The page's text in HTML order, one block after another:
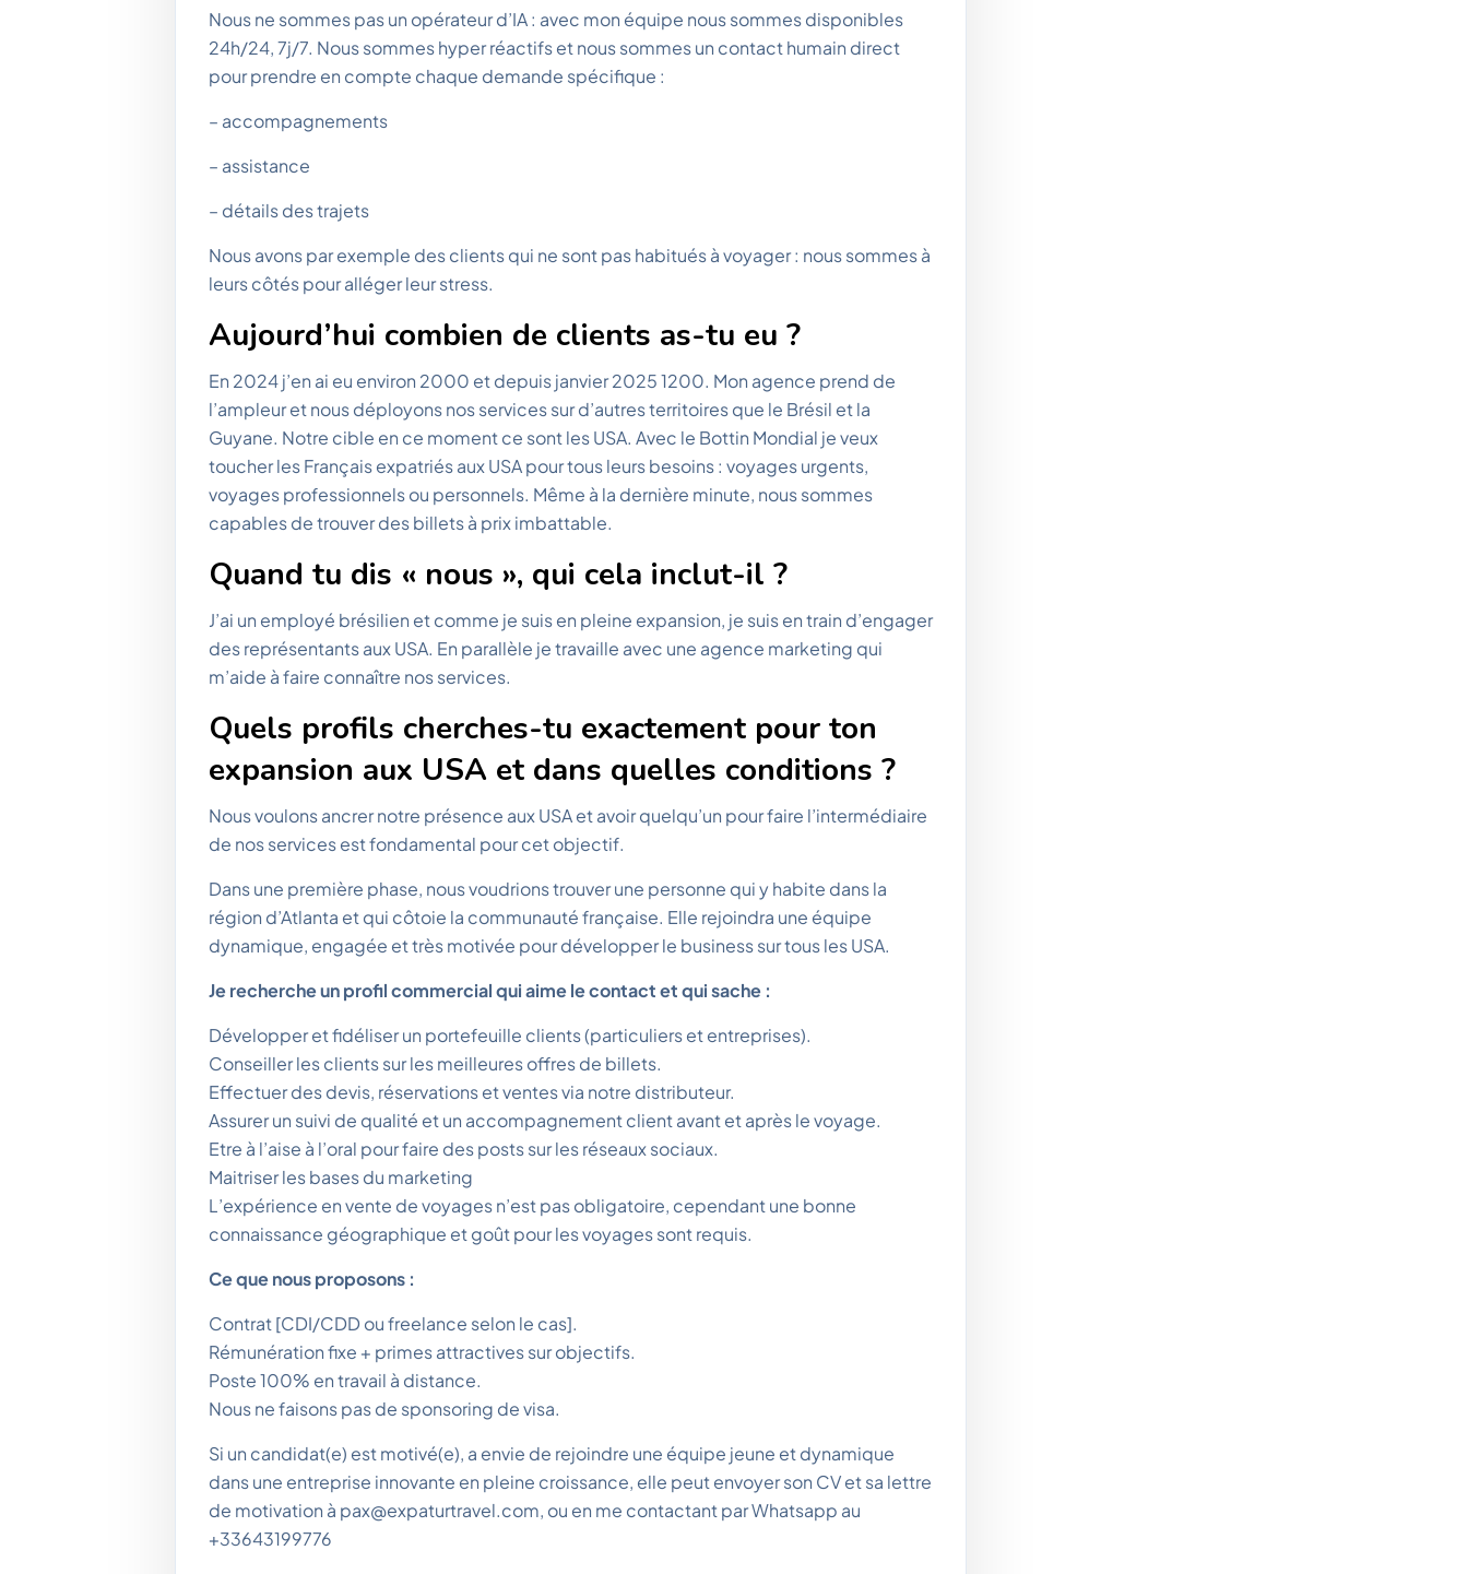
Nous ne sommes pas un opérateur d’IA : avec mon équipe nous sommes disponibles
24h/24, 7j/7. Nous sommes hyper réactifs et nous sommes un contact humain direct
pour prendre en compte chaque demande spécifique :
– accompagnements
– assistance
– détails des trajets
Nous avons par exemple des clients qui ne sont pas habitués à voyager : nous sommes à
leurs côtés pour alléger leur stress.
Aujourd’hui combien de clients as-tu eu ?
En 2024 j’en ai eu environ 2000 et depuis janvier 2025 1200. Mon agence prend de
l’ampleur et nous déployons nos services sur d’autres territoires que le Brésil et la
Guyane. Notre cible en ce moment ce sont les USA. Avec le Bottin Mondial je veux
toucher les Français expatriés aux USA pour tous leurs besoins : voyages urgents,
voyages professionnels ou personnels. Même à la dernière minute, nous sommes
capables de trouver des billets à prix imbattable.
Quand tu dis « nous », qui cela inclut-il ?
J’ai un employé brésilien et comme je suis en pleine expansion, je suis en train d’engager
des représentants aux USA. En parallèle je travaille avec une agence marketing qui
m’aide à faire connaître nos services.
Quels profils cherches-tu exactement pour ton
expansion aux USA et dans quelles conditions ?
Nous voulons ancrer notre présence aux USA et avoir quelqu’un pour faire l’intermédiaire
de nos services est fondamental pour cet objectif.
Dans une première phase, nous voudrions trouver une personne qui y habite dans la
région d’Atlanta et qui côtoie la communauté française. Elle rejoindra une équipe
dynamique, engagée et très motivée pour développer le business sur tous les USA.
Je recherche un profil commercial qui aime le contact et qui sache :
Développer et fidéliser un portefeuille clients (particuliers et entreprises).
Conseiller les clients sur les meilleures offres de billets.
Effectuer des devis, réservations et ventes via notre distributeur.
Assurer un suivi de qualité et un accompagnement client avant et après le voyage.
Etre à l’aise à l’oral pour faire des posts sur les réseaux sociaux.
Maitriser les bases du marketing
L’expérience en vente de voyages n’est pas obligatoire, cependant une bonne
connaissance géographique et goût pour les voyages sont requis.
Ce que nous proposons :
Contrat [CDI/CDD ou freelance selon le cas].
Rémunération fixe + primes attractives sur objectifs.
Poste 100% en travail à distance.
Nous ne faisons pas de sponsoring de visa.
Si un candidat(e) est motivé(e), a envie de rejoindre une équipe jeune et dynamique
dans une entreprise innovante en pleine croissance, elle peut envoyer son CV et sa lettre
de motivation à pax@expaturtravel.com, ou en me contactant par Whatsapp au
+33643199776